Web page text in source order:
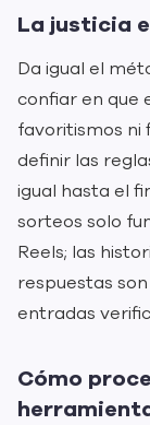
La justicia
Da igual el
confiar en que
favoritismos ni
definir las
igual hasta el
sorteos solo
Reels; las
respuestas
entradas
Cómo